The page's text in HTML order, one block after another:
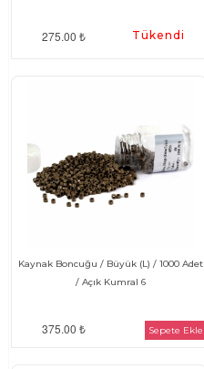
275.00 ₺ Tükendi
Kaynak Boncuğu / Büyük (L) / 1000 Adet
/ Açık Kumral 6
375.00 ₺ Sepete Ekle